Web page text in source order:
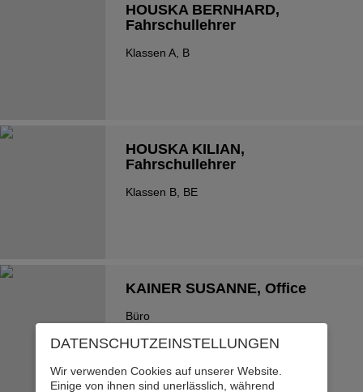
HOUSKA BERNHARD,
Fahrschullehrer
Klassen A, B
HOUSKA KILIAN,
Fahrschullehrer
Klassen B, BE
KAINER SUSANNE, Office
Büro
DATENSCHUTZ­EINSTELLUNGEN
Wir verwenden Cookies auf unserer Website.
Einige von ihnen sind unerlässlich, während